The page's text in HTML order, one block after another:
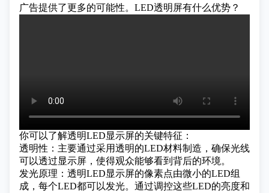
广告提供了更多的可能性。 LED透明屏有什么优势？
你可以了解透明LED显示屏的关键特征：
透明性：主要通过采用透明的LED材料制造，确保光线
可以透过显示屏，使得观众能够看到背后的环境。
发光原理：透明LED显示屏的像素点由微小的LED组
成，每个LED都可以发光。通过调控这些LED的亮度和